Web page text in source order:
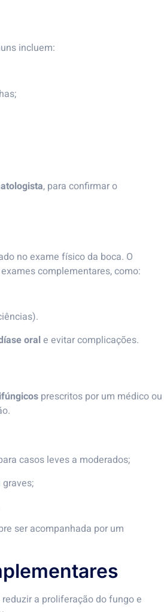
incluem:
, para confirmar o
no exame físico da boca. O
complementares, como:
orale evitar complicações.
prescritos por um médico ou
casos leves a moderados;
ser acompanhada por um
a proliferação do fungo e